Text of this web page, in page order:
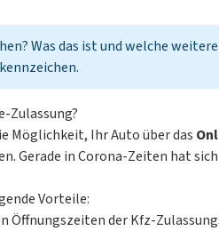
Was das ist und welche
.
Zulassung?
Möglichkeit, Ihr Auto über das
Gerade in Corona-Zeiten hat
Vorteile:
Öffnungszeiten der Kfz-